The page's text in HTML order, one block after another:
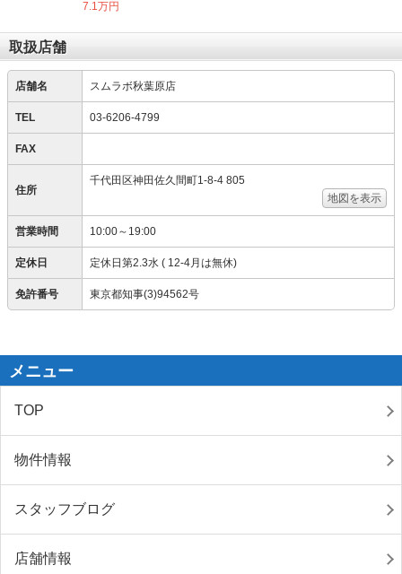
7.1万円
取扱店舗
店舗名 スムラボ秋葉原店
TEL 03-6206-4799
FAX
住所
千代田区神田佐久間町1-8-4 805
地図を表示
営業時間 10:00～19:00
定休日 定休日第2.3水 ( 12-4月は無休)
免許番号 東京都知事(3)94562号
メニュー
TOP
物件情報
スタッフブログ
店舗情報